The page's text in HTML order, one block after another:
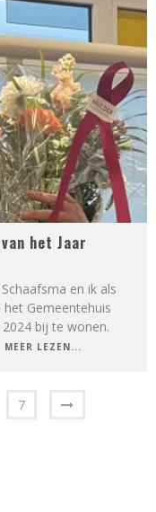
het Jaar
en ik als
Gemeentehuis
bij te wonen.
MEER LEZEN...
7